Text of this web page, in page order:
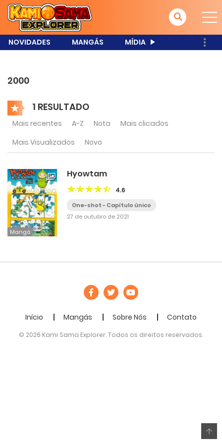
NOVIDADES MANGÁS MÍDIA
2000
1 RESULTADO
Mais recentes A-Z Nota
Mais clicados
Mais Visualizados
Novo
Mangá
Hyowtam
4.6
One-shot - Capítulo único
27 de outubro de 2021
Início Mangás Sobre Nós Contato
© 2026 Kami Sama Explorer. Todos os direitos reservados.